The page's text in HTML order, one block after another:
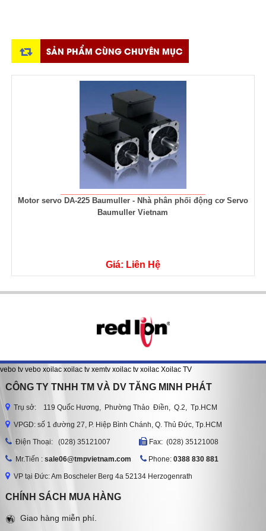
SẢN PHẨM CÙNG CHUYÊN MỤC
cơ Servo Bộ điều khiển động cơ servo Baumuller BM 3302, BM
Giá: Liên Hệ
vebo tv vebo xoilac xoilac tv xemtv xoilac tv xoilac Xoilac TV
CÔNG TY TNHH TM VÀ DV TĂNG MINH PHÁT
Trụ sở: 119 Quốc Hương, Phường Thảo Điền, Q.2, Tp.HCM
VPGD: số 1 đường 27, P. Hiệp Bình Chánh, Q. Thủ Đức, Tp.HCM
Ðiện Thoại: (028) 35121007 Fax: (028) 35121008
Mr.Tiến : sale06@tmpvietnam.com Phone: 0388 830 881
VP tại Đức: Am Boscheler Berg 4a 52134 Herzogenrath
CHÍNH SÁCH MUA HÀNG
Giao hàng miễn phí.